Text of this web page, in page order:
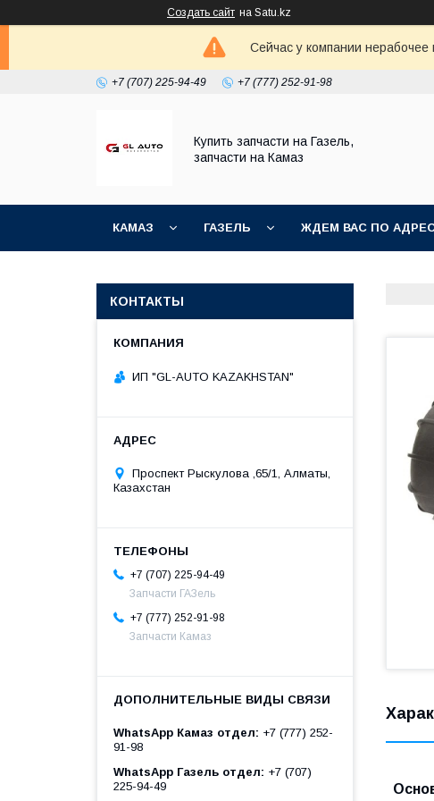
Создать сайт на Satu.kz
Сейчас у компании
+7 (707) 225-94-49 +7 (777) 252-91-98
Купить запчасти на Газель,
запчасти на Камаз
КАМАЗ ГАЗЕЛЬ ЖДЕМ ВАС ПО
КОНТАКТЫ
ИП "GL-AUTO KAZAKHSTAN"
Проспект Рыскулова ,65/1, Алматы,
Казахстан
+7 (707) 225-94-49
Запчасти ГАЗель
+7 (777) 252-91-98
Запчасти Камаз
WhatsApp Камаз отдел
+7 (777) 252-
91-98
WhatsApp Газель отдел
+7 (707)
225-94-49